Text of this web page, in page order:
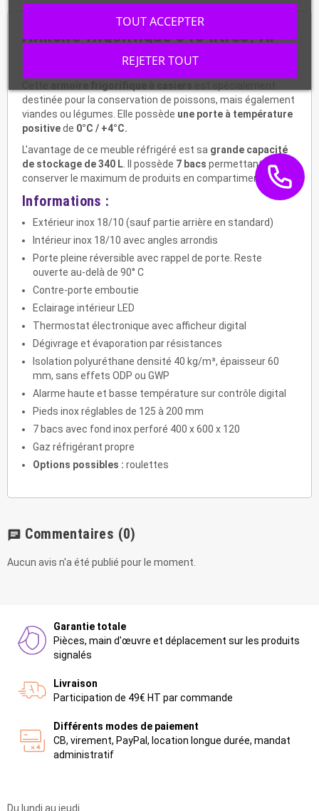
Armoire frigorifique 340 litres, AP-
destinée pour la conservation de poissons, mais également
viandes ou légumes. Elle possède une porte à température
positivede 0°C / +4°C.
L'avantage de ce meuble réfrigéré est sa grande capacité
de stockage de 340 L . Il possède 7 bacs permettant de
conserver le maximum de produits en compartiments.
Informations :
Extérieur inox 18/10 (sauf partie arrière en standard)
Intérieur inox 18/10 avec angles arrondis
Porte pleine réversible avec rappel de porte. Reste
ouverte au-delà de 90° C
Contre-porte emboutie
Eclairage intérieur LED
Thermostat électronique avec afficheur digital
Dégivrage et évaporation par résistances
Isolation polyuréthane densité 40 kg/m³, épaisseur 60
mm, sans effets ODP ou GWP
Alarme haute et basse température sur contrôle digital
Pieds inox réglables de 125 à 200 mm
7 bacs avec fond inox perforé 400 x 600 x 120
Gaz réfrigérant propre
Options possibles : roulettes
chat Commentaires (0)
Aucun avis n'a été publié pour le moment.
Garantie totale
Pièces, main d'œuvre et déplacement sur les produits
signalés
Livraison
Participation de 49€ HT par commande
Différents modes de paiement
CB, virement, PayPal, location longue durée, mandat
administratif
Du lundi au jeudi
REJETER TOUT
TOUT ACCEPTER